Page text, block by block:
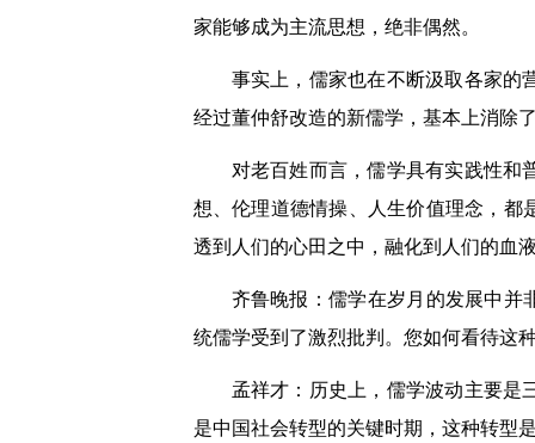
家能够成为主流思想，绝非偶然。
事实上，儒家也在不断汲取各家的
经过董仲舒改造的新儒学，基本上消除
对老百姓而言，儒学具有实践性和
想、伦理道德情操、人生价值理念，都
透到人们的心田之中，融化到人们的血
齐鲁晚报：儒学在岁月的发展中并
统儒学受到了激烈批判。您如何看待这
孟祥才：历史上，儒学波动主要是
是中国社会转型的关键时期，这种转型